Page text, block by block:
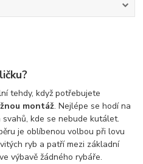
tehdy, když potřebujete
montáž. Nejlépe se hodí na
kde se nebude kutálet.
je oblíbenou volbou při lovu
ryb a patří mezi základní
výbavě žádného rybáře.